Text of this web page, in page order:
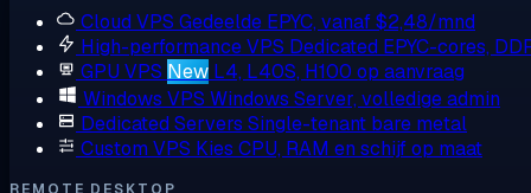
Cloud VPS Gedeelde EPYC, vanaf $2,48/mnd
High-performance VPS Dedicated EPYC-cores,
GPU VPS New L4, L40S, H100 op aanvraag
Windows VPS Windows Server, volledige admin
Dedicated Servers Single-tenant bare metal
Custom VPS Kies CPU, RAM en schijf op maat